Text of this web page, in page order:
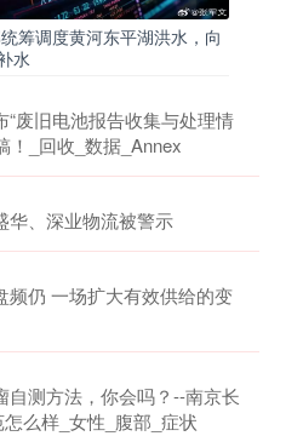
筹调度黄河东平湖洪水，向
水
“废旧电池报告收集与处理情
！_回收_数据_Annex
华、深业物流被警示
频仍 一场扩大有效供给的变
自测方法，你会吗？--南京长
么样_女性_腹部_症状